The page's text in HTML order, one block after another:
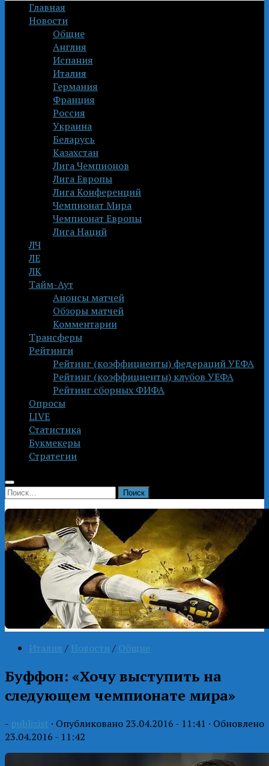
Главная
Новости
Общие
Англия
Испания
Италия
Германия
Франция
Россия
Украина
Беларусь
Казахстан
Лига Чемпионов
Лига Европы
Лига Конференций
Чемпионат Мира
Чемпионат Европы
Лига Наций
ЛЧ
ЛЕ
ЛК
Тайм-Аут
Анонсы матчей
Обзоры матчей
Комментарии
Трансферы
Рейтинги
Рейтинг (коэффициенты) федераций УЕФА
Рейтинг (коэффициенты) клубов УЕФА
Рейтинг сборных ФИФА
Опросы
LIVE
Статистика
Букмекеры
Стратегии
Найти:
Италия / Новости / Общие
Буффон: «Хочу выступить на
следующем чемпионате мира»
- publizist · Опубликовано 23.04.2016 - 11:41 · Обновлено
23.04.2016 - 11:42